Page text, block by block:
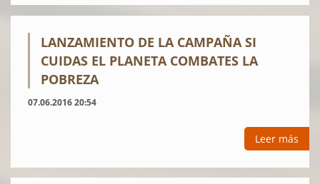
LANZAMIENTO DE LA CAMPAÑA SI
CUIDAS EL PLANETA COMBATES LA
POBREZA
07.06.2016 20:54
Leer más